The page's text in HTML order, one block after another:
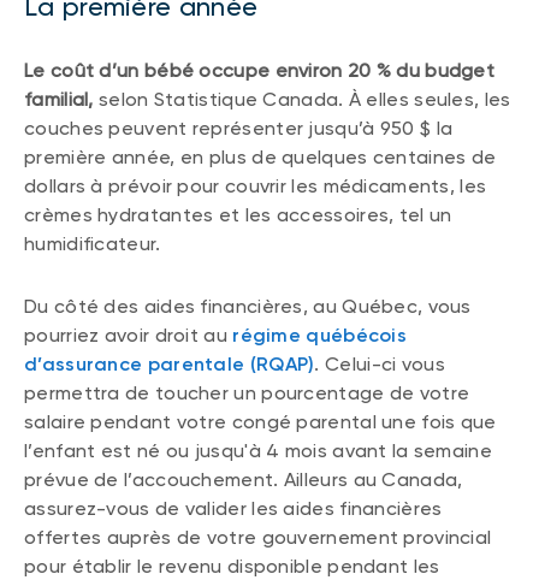
La première année
Le coût d’un bébé occupe environ 20 % du budget
familial, selon Statistique Canada. À elles seules, les
couches peuvent représenter jusqu’à 950 $ la
première année, en plus de quelques centaines de
dollars à prévoir pour couvrir les médicaments, les
crèmes hydratantes et les accessoires, tel un
humidificateur.
Du côté des aides financières, au Québec, vous
pourriez avoir droit au régime québécois
d’assurance parentale (RQAP). Celui-ci vous
permettra de toucher un pourcentage de votre
salaire pendant votre congé parental une fois que
l’enfant est né ou jusqu'à 4 mois avant la semaine
prévue de l’accouchement. Ailleurs au Canada,
assurez-vous de valider les aides financières
offertes auprès de votre gouvernement provincial
pour établir le revenu disponible pendant les